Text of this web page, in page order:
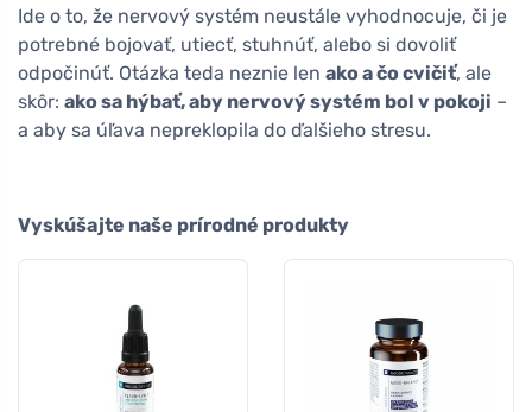
Ide o to, že nervový systém neustále vyhodnocuje, či je
potrebné bojovať, utiecť, stuhnúť, alebo si dovoliť
odpočinúť. Otázka teda neznie len ako a čo cvičiť, ale
skôr: ako sa hýbať, aby nervový systém bol v pokoji –
a aby sa úľava nepreklopila do ďalšieho stresu.
Vyskúšajte naše prírodné produkty